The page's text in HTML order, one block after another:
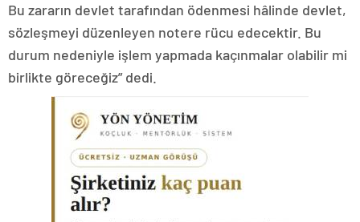
Bu zararın devlet tarafından ödenmesi hâlinde devlet,
sözleşmeyi düzenleyen notere rücu edecektir. Bu
durum nedeniyle işlem yapmada kaçınmalar olabilir mi
birlikte göreceğiz” dedi.